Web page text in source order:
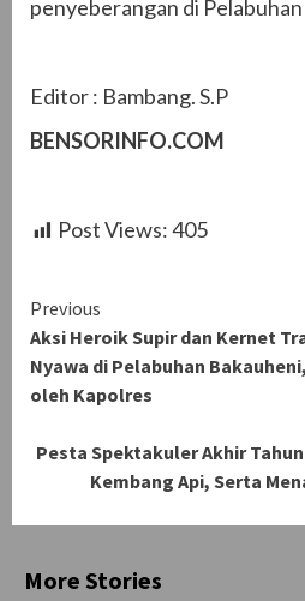
penyeberangan di
Editor : Bambang. S.P
BENSORINFO.COM
Post Views:405
Continue
Reading
Previous
Aksi Heroik Supir dan Kernet
Nyawa di Pelabuhan
oleh Kapolres
Pesta Spektakuler Akhir
Kembang Api, Serta
More Stories